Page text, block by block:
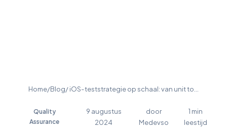
Home/Blog/ iOS-teststrategie op schaal: van unit to…
Quality
Assurance
9 augustus
2024
door
Medevso
1 min
leestijd